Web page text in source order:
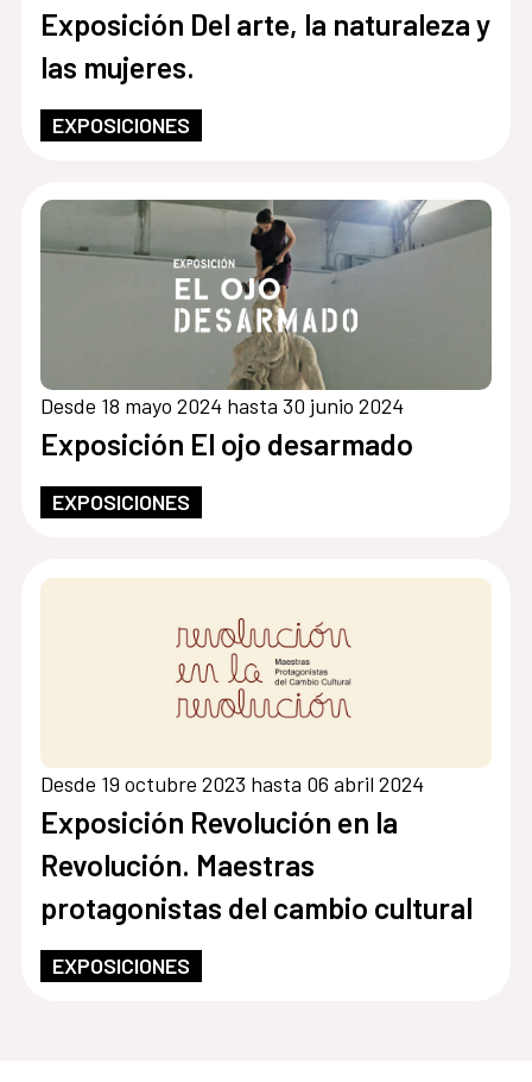
Exposición Del arte, la naturaleza y
las mujeres.
EXPOSICIONES
Desde 18 mayo 2024 hasta 30 junio 2024
Exposición El ojo desarmado
EXPOSICIONES
Desde 19 octubre 2023 hasta 06 abril 2024
Exposición Revolución en la
Revolución. Maestras
protagonistas del cambio cultural
EXPOSICIONES